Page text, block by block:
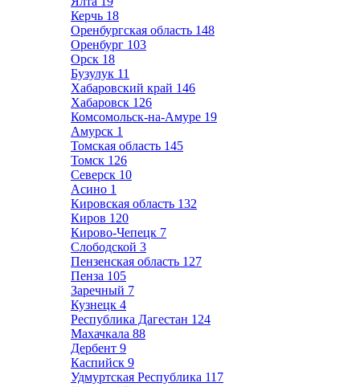
Керчь 18
Оренбургская область 148
Оренбург 103
Орск 18
Бузулук 11
Хабаровский край 146
Хабаровск 126
Комсомольск-на-Амуре 19
Амурск 1
Томская область 145
Томск 126
Северск 10
Асино 1
Кировская область 132
Киров 120
Кирово-Чепецк 7
Слободской 3
Пензенская область 127
Пенза 105
Заречный 7
Кузнецк 4
Республика Дагестан 124
Махачкала 88
Дербент 9
Каспийск 9
Удмуртская Республика 117